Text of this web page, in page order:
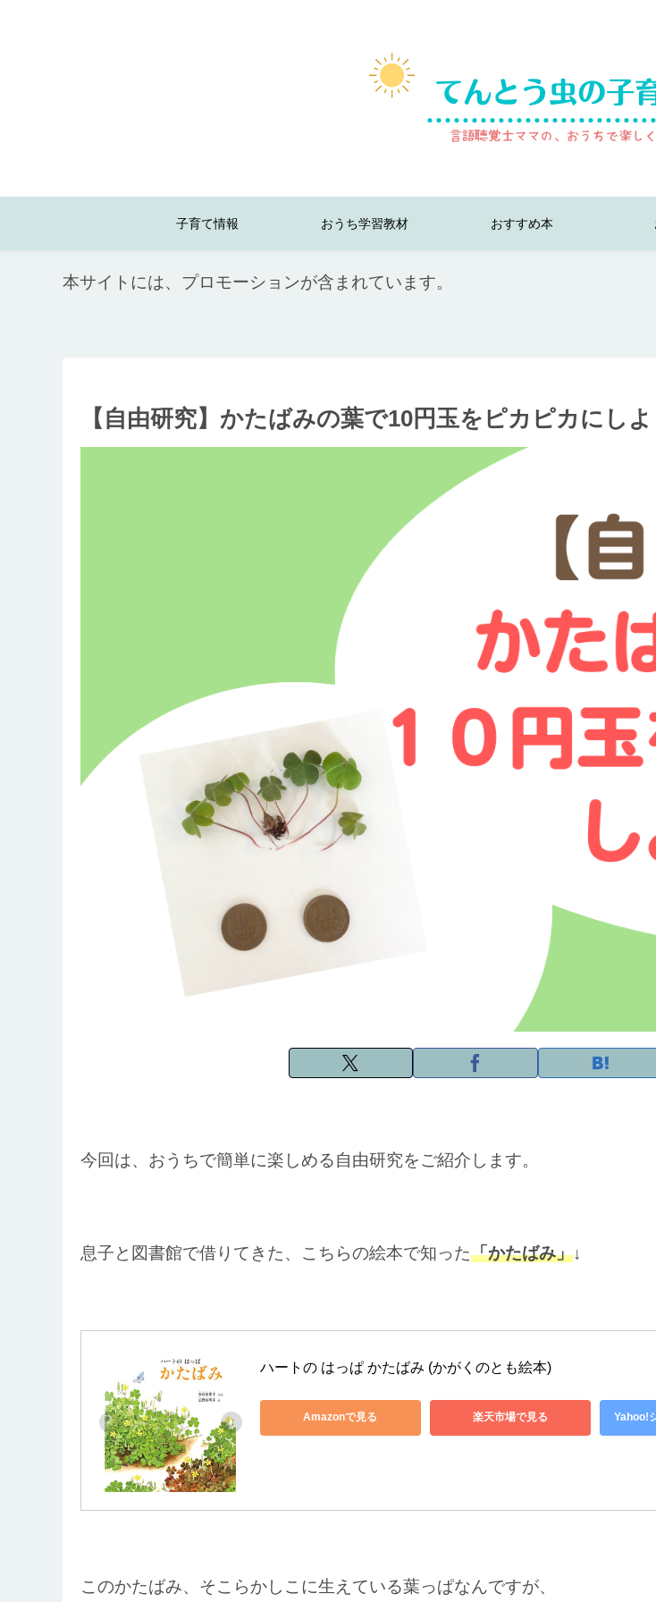
子育て情報 おうち学習教材 おすすめ本
本サイトには、プロモーションが含まれています。
【自由研究】かたばみの葉で10円玉をピカピカにしよ
今回は、おうちで簡単に楽しめる自由研究をご紹介します。
息子と図書館で借りてきた、こちらの絵本で知った「かたばみ」↓
ハートの はっぱ かたばみ (かがくのとも絵本)
Amazonで見る 楽天市場で見る Yahoo!
このかたばみ、そこらかしこに生えている葉っぱなんですが、